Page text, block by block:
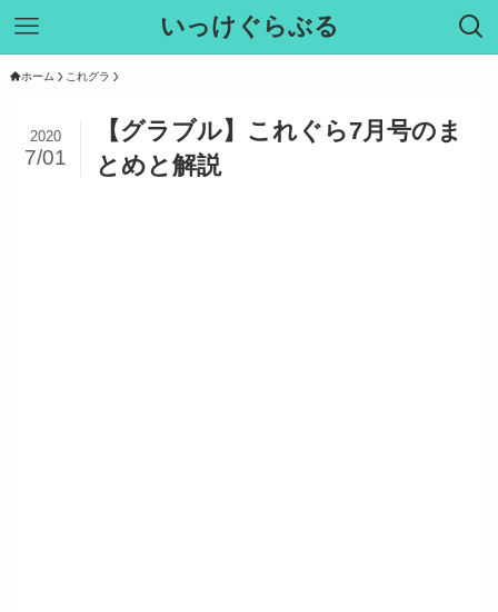
いっけぐらぶる
ホーム これグラ
【グラブル】これぐら7月号のま
とめと解説
2020
7/01